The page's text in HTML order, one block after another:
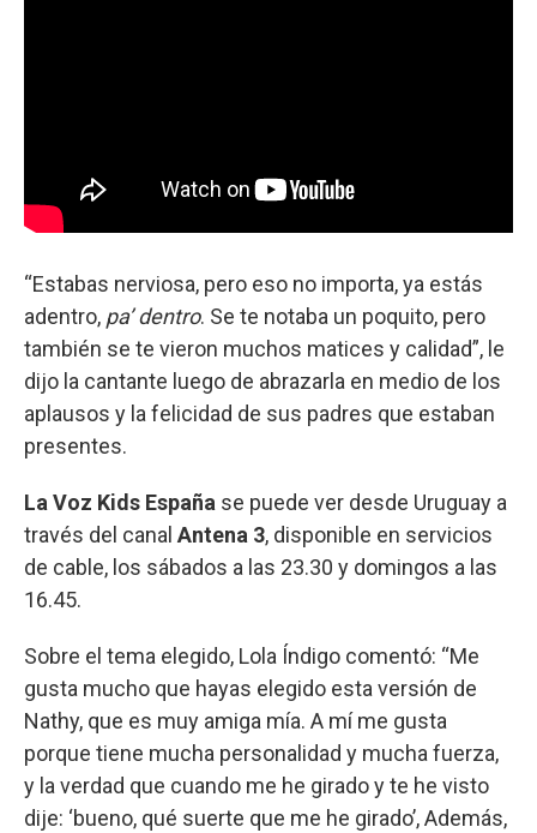
“Estabas nerviosa, pero eso no importa, ya estás
adentro, pa’ dentro. Se te notaba un poquito, pero
también se te vieron muchos matices y calidad”, le
dijo la cantante luego de abrazarla en medio de los
aplausos y la felicidad de sus padres que estaban
presentes.
La Voz Kids España se puede ver desde Uruguay a
través del canal Antena 3, disponible en servicios
de cable, los sábados a las 23.30 y domingos a las
16.45.
Sobre el tema elegido, Lola Índigo comentó: “Me
gusta mucho que hayas elegido esta versión de
Nathy, que es muy amiga mía. A mí me gusta
porque tiene mucha personalidad y mucha fuerza,
y la verdad que cuando me he girado y te he visto
dije: ‘bueno, qué suerte que me he girado’, Además,